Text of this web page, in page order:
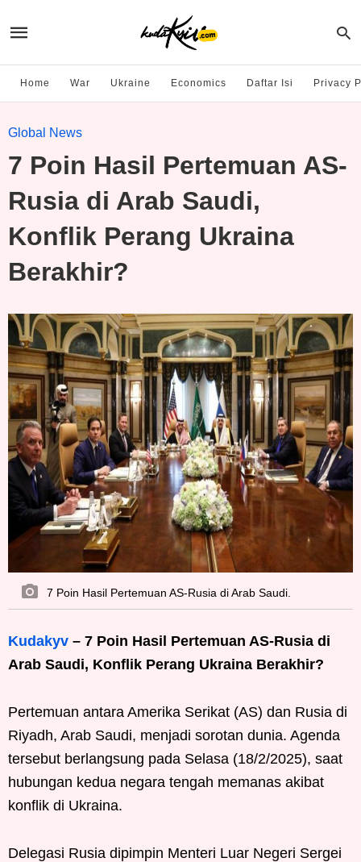
Home War Ukraine Economics Daftar Isi Privacy
Global News
7 Poin Hasil Pertemuan AS-
Rusia di Arab Saudi,
Konflik Perang Ukraina
Berakhir?
7 Poin Hasil Pertemuan AS-Rusia di Arab Saudi.
Kudakyv – 7 Poin Hasil Pertemuan AS-Rusia di
Arab Saudi, Konflik Perang Ukraina Berakhir?
Pertemuan antara Amerika Serikat (AS) dan Rusia di
Riyadh, Arab Saudi, menjadi sorotan dunia. Agenda
tersebut berlangsung pada Selasa (18/2/2025), saat
hubungan kedua negara tengah memanas akibat
konflik di Ukraina.
Delegasi Rusia dipimpin Menteri Luar Negeri Sergei